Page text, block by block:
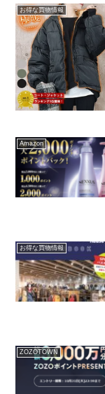
お得な買物情報
Amazon
お得な買物情報
ZOZOTOWN